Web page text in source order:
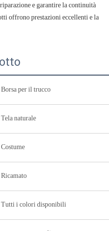
e garantire la continuità
offrono prestazioni eccellenti e la
Borsa per il trucco
Tela naturale
Costume
Ricamato
Tutti i colori disponibili